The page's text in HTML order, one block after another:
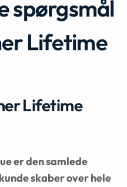
spørgsmål
Lifetime
Lifetime
er den samlede
skaber over hele